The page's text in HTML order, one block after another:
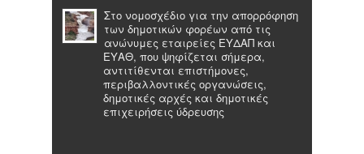
Στο νομοσχέδιο για την απορρόφηση
των δημοτικών φορέων από τις
ανώνυμες εταιρείες ΕΥΔΑΠ και
ΕΥΑΘ, που ψηφίζεται σήμερα,
αντιτίθενται επιστήμονες,
περιβαλλοντικές οργανώσεις,
δημοτικές αρχές και δημοτικές
επιχειρήσεις ύδρευσης